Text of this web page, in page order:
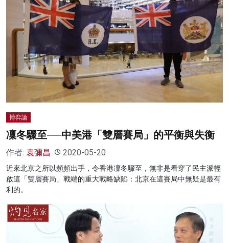
博弈論
凜冬驟至──中美港「雙層賽局」的平衡與失衡
作者: 袁彌昌 2020-05-20
近來北京之所以頻頻出手，令香港凜冬驟至，無非是看穿了民主派輕
啟這「雙層賽局」戰端的重大戰略缺陷：北京在這賽局中無疑是最有
利的。